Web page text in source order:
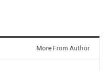
More From Author